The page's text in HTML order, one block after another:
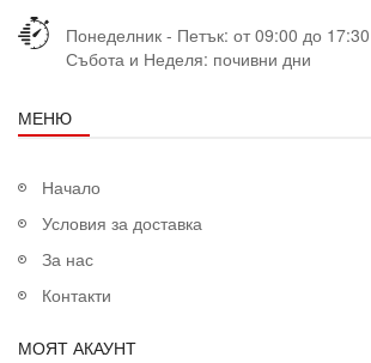
Понеделник - Петък: от 09:00 до
Събота и Неделя: почивни дни
МЕНЮ
Начало
Условия за доставка
За нас
Контакти
МОЯТ АКАУНТ